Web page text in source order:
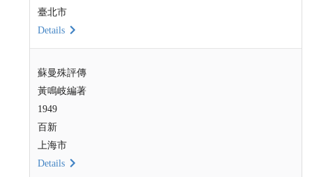
臺北市
Details
蘇曼殊評傳
黃鳴岐編著
1949
百新
上海市
Details